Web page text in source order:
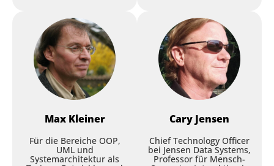
Session
Delphi: How Did We Get
Here?
Max Kleiner
Für die Bereiche OOP,
UML und
Systemarchitektur als
Cary Jensen
Chief Technology Officer
bei Jensen Data Systems,
Professor für Mensch-